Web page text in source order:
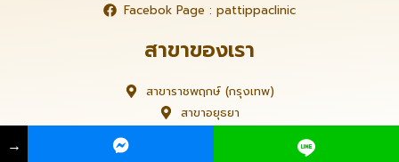
Facebok Page : pattippaclinic
สาขาของเรา
สาขาราชพฤกษ์ (กรุงเทพ)
สาขาอยุธยา
→